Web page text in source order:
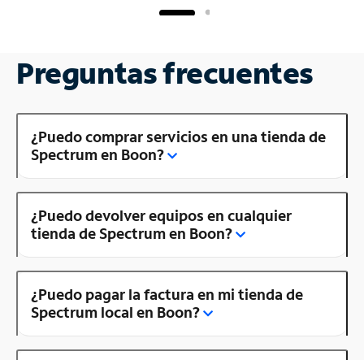
Preguntas frecuentes
¿Puedo comprar servicios en una tienda de
Spectrum en Boon?
¿Puedo devolver equipos en cualquier
tienda de Spectrum en Boon?
¿Puedo pagar la factura en mi tienda de
Spectrum local en Boon?